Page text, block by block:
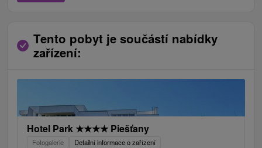
Tento pobyt je součástí nabídky
zařízení:
Hotel Park ★★★★ Piešťany
Fotogalerie Detailní informace o zařízení